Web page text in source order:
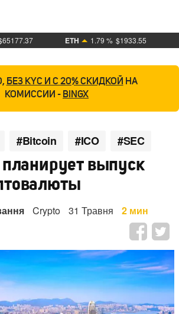
ETH 1.79 % $1933.55
БЕЗ KYC И С 20% СКИДКОЙ НА
КОМИССИИ - BINGX
#Bitcoin #ICO #SEC
планирует выпуск
Crypto 31 Травня 2 мин